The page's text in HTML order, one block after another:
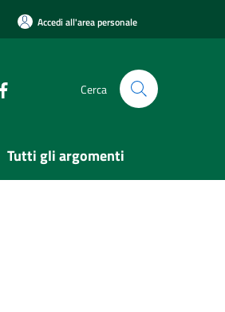
Accedi all'area personale
Cerca
Tutti gli argomenti